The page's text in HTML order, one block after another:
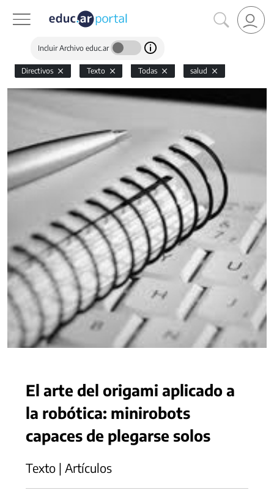
Incluir Archivo educ.ar
Directivos Texto Todas salud
El arte del origami aplicado a
la robótica: minirobots
capaces de plegarse solos
Texto | Artículos